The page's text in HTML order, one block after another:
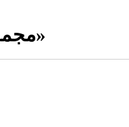
مجموعه «حکمرانی، دموکراسی و جنبش‌های اجتماعی»